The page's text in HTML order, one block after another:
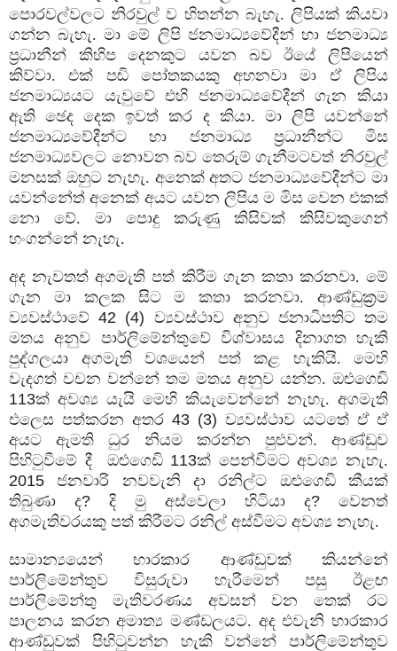
පොරවල්වලට නිරවුල් ව හිතන්න බැහැ. ලිපියක් කියවා
ගන්න බැහැ. මා මේ ලිපි ජනමාධ්‍යවේදීන් හා ජනමාධ්‍ය
ප්‍රධානීන් කිහිප දෙනකුට යවන බව ඊයේ ලිපියෙන්
කිව්වා. එක් පඬි පෝතකයකු අහනවා මා ඒ ලිපිය
ජනමාධ්‍යයට යැවුවේ එහි ජනමාධ්‍යවේදීන් ගැන කියා
ඇති ඡෙද දෙක ඉවත් කර ද කියා. මා ලිපි යවන්නේ
ජනමාධ්‍යවේදීන්ට හා ජනමාධ්‍ය ප්‍රධානීන්ට මිස
ජනමාධ්‍යවලට නොවන බව තෙරුම් ගැනීමටවත් නිරවුල්
මනසක් ඔහුට නැහැ. අනෙක් අතට ජනමාධ්‍යවේදීන්ට මා
යවන්නේත් අනෙක් අයට යවන ලිපිය ම මිස වෙන එකක්
නො වේ. මා පොදු කරුණු කිසිවක් කිසිවකුගෙන්
හංගන්නේ නැහැ.
අද නැවතත් අගමැති පත් කිරීම ගැන කතා කරනවා. මේ
ගැන මා කලක සිට ම කතා කරනවා. ආණ්ඩුක්‍රම
ව්‍යවස්ථාවේ42 (4) ව්‍යවස්ථාව අනුව ජනාධිපතිට තම
මතය අනුව පාර්ලිමේන්තුවේ විශ්වාසය දිනාගත හැකි
පුද්ගලයා අගමැති වශයෙන් පත් කළ හැකියි. මෙහි
වැදගත් වචන වන්නේ තම මතය අනුව යන්න. ඔළුගෙඩි
113ක් අවශ්‍ය යැයි මෙහි කියැවෙන්නේ නැහැ. අගමැති
එලෙස පත්කරන අතර 43 (3) ව්‍යවස්ථාව යටතේ ඒ ඒ
අයට ඇමති ධුර නියම කරන්න පුළුවන්. ආණ්ඩුව
පිහිටුවීමේ දී
ඔළුගෙඩි 113ක් පෙන්වීමට අවශ්‍ය නැහැ.
2015 ජනවාරි නවවැනි දා රනිල්ට ඔළුගෙඩි කීයක්
තිබුණා ද? දි මු අස්වෙලා හිටියා ද? වෙනත්
අගමැතිවරයකු පත් කිරීමට රනිල් අස්වීමට අවශ්‍ය නැහැ.
සාමාන්‍යයෙන් භාරකාර ආණ්ඩුවක් කියන්නේ
පාර්ලිමේන්තුව විසුරුවා හැරීමෙන් පසු ඊළඟ
පාර්ලිමේන්තු මැතිවරණය අවසන් වන තෙක් රට
පාලනය කරන අමාත්‍ය මණ්ඩලයට. අද එවැනි භාරකාර
ආණ්ඩුවක් පිහිටුවන්න හැකි වන්නේ පාර්ලිමේන්තුව